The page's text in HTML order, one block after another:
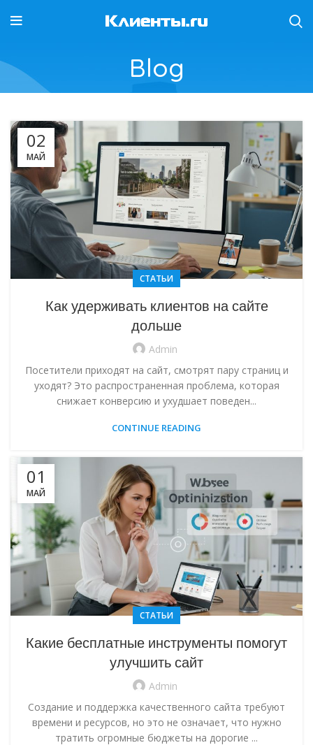
Blog
02
МАЙ
СТАТЬИ
Как удерживать клиентов на сайте
дольше
Admin
Посетители приходят на сайт, смотрят пару страниц и
уходят? Это распространенная проблема, которая
снижает конверсию и ухудшает поведен...
CONTINUE READING
01
МАЙ
СТАТЬИ
Какие бесплатные инструменты помогут
улучшить сайт
Admin
Создание и поддержка качественного сайта требуют
времени и ресурсов, но это не означает, что нужно
тратить огромные бюджеты на дорогие ...